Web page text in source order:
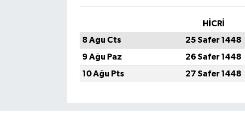
HİCRİ
8 Ağu Cts
25 Safer 1448
9 Ağu Paz
26 Safer 1448
10 Ağu Pts
27 Safer 1448